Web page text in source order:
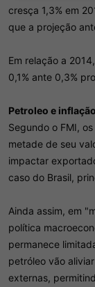
cresça 1,3% em
que a projeção
Em relação a
0,1% ante 0,3%
Petroleo e inflação
Segundo o FMI,
metade de seu
impactar
caso do Brasil,
Ainda assim, em
política
permanece
petróleo vão
externas,